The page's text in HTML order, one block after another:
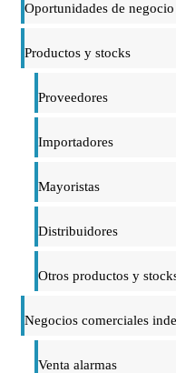
Oportunidades de negocio
Productos y stocks
Proveedores
Importadores
Mayoristas
Distribuidores
Otros productos y
Negocios comerciales
Venta alarmas